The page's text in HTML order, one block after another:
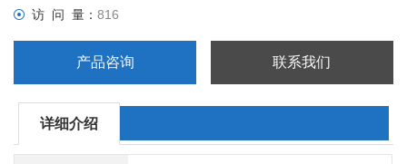
访 问 量：816
产品咨询 联系我们
详细介绍